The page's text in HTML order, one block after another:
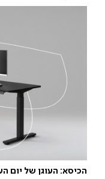
הכיסא: העוגן של יום